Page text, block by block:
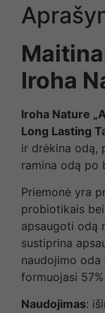
Iroha
Iroha Nature
Long Lasting
ir drėkina odą,
ramina odą po
Priemonė yra
probiotikais
apsaugoti odą
sustiprina
naudojimo
formuojasi
Naudojimas: